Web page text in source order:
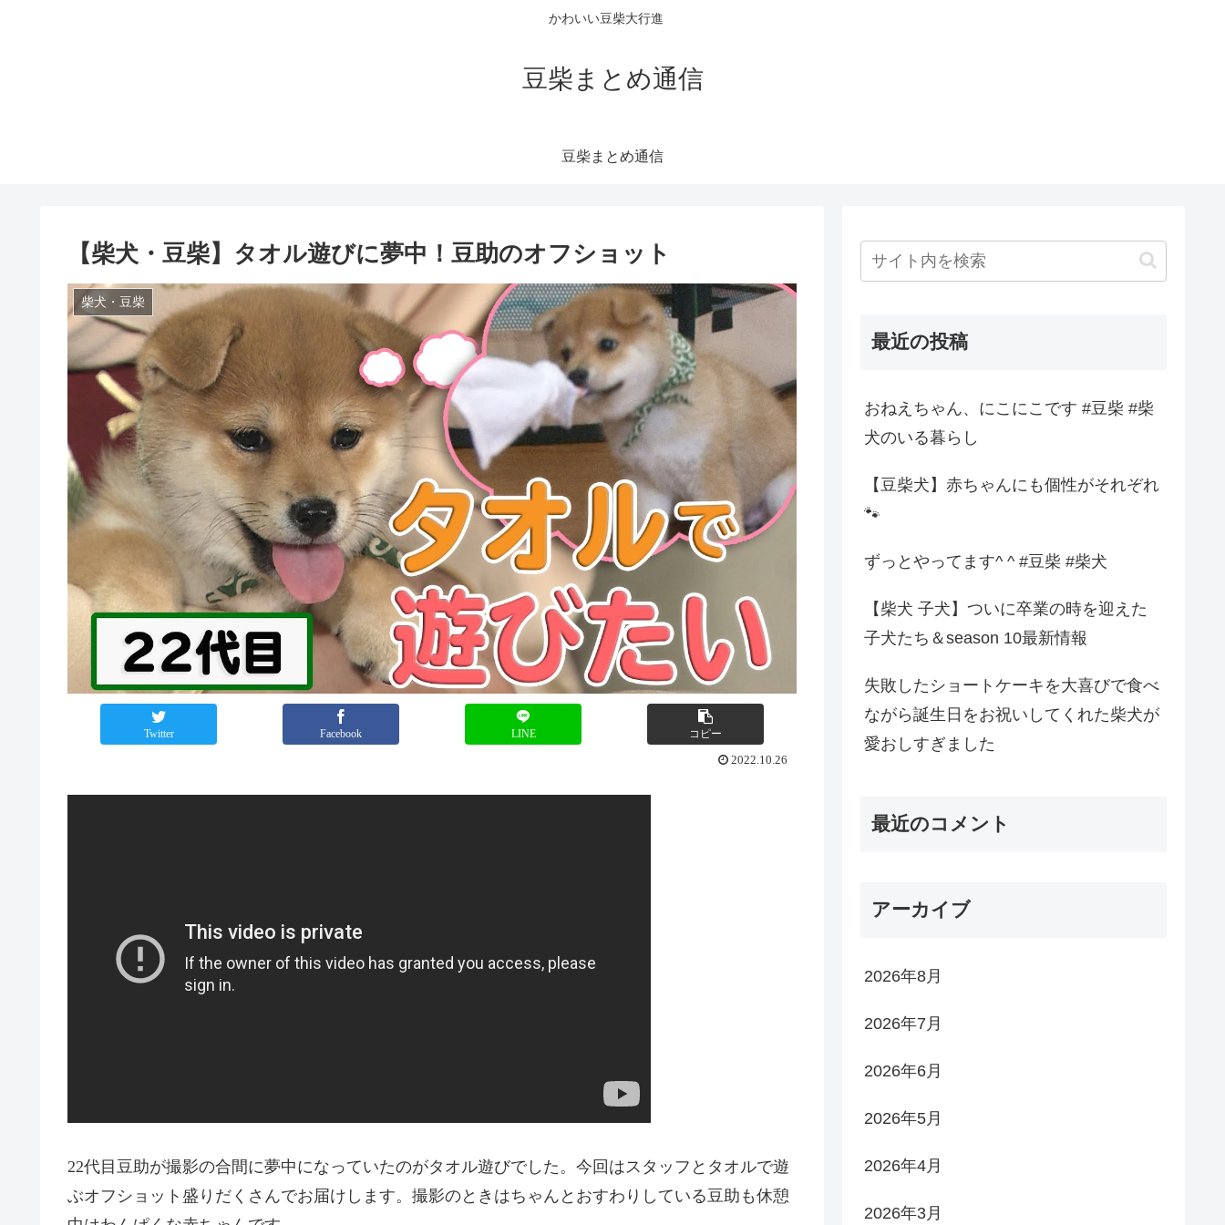
かわいい豆柴大行進
豆柴まとめ通信
豆柴まとめ通信
【柴犬・豆柴】タオル遊びに夢中！豆助のオフショット
柴犬・豆柴
Twitter Facebook LINE コピー
2022.10.26
22代目豆助が撮影の合間に夢中になっていたのがタオル遊びでした。今回はスタッフとタオルで遊
ぶオフショット盛りだくさんでお届けします。撮影のときはちゃんとおすわりしている豆助も休憩
最近の投稿
おねえちゃん、にこにこです #豆柴 #柴
犬のいる暮らし
【豆柴犬】赤ちゃんにも個性がそれぞれ
🐾
ずっとやってます^ ^ #豆柴 #柴犬
【柴犬 子犬】ついに卒業の時を迎えた
子犬たち＆season 10最新情報
失敗したショートケーキを大喜びで食べ
ながら誕生日をお祝いしてくれた柴犬が
愛おしすぎました
最近のコメント
アーカイブ
2026年8月
2026年7月
2026年6月
2026年5月
2026年4月
2026年3月